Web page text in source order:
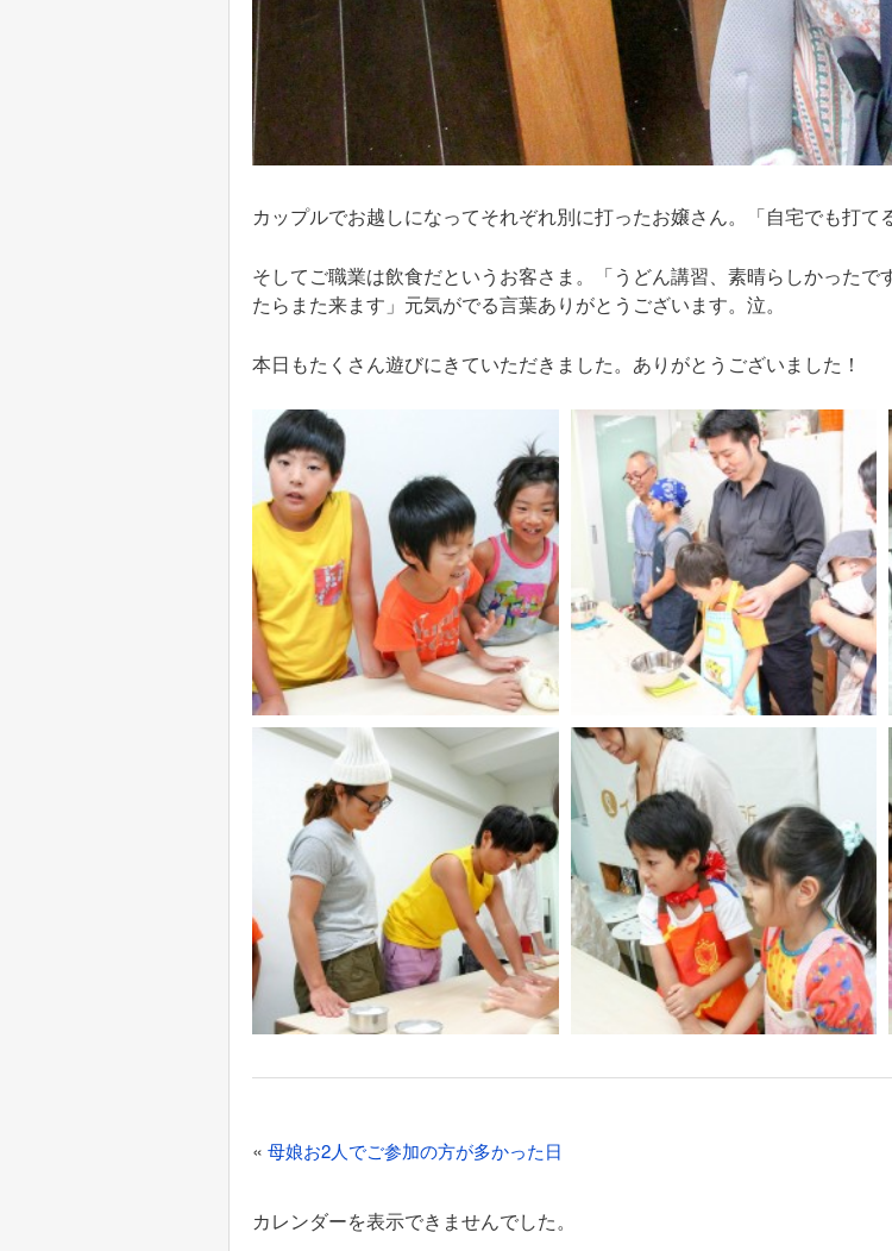
カップルでお越しになってそれぞれ別に打ったお嬢さん。「自宅でも打て
そしてご職業は飲食だというお客さま。「うどん講習、素晴らしかった
たらまた来ます」元気がでる言葉ありがとうございます。泣。
本日もたくさん遊びにきていただきました。ありがとうございました！
投
ナ
«母娘お2人でご参加の方が多かった日
カレンダーを表示できませんでした。